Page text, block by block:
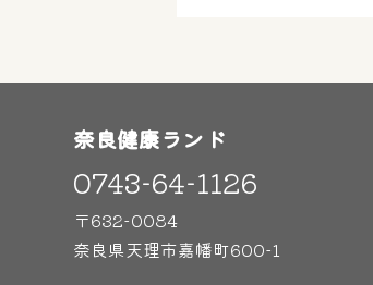
奈良健康ランド
0743-64-1126
〒632-0084
奈良県天理市嘉幡町600-1